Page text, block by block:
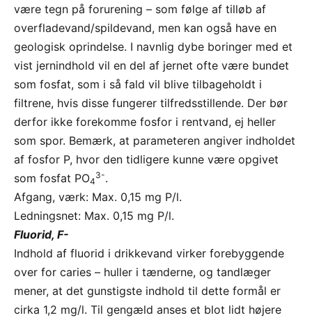
være tegn på forurening – som følge af tilløb af
overfladevand/spildevand, men kan også have en
geologisk oprindelse. I navnlig dybe boringer med et
vist jernindhold vil en del af jernet ofte være bundet
som fosfat, som i så fald vil blive tilbageholdt i
filtrene, hvis disse fungerer tilfredsstillende. Der bør
derfor ikke forekomme fosfor i rentvand, ej heller
som spor. Bemærk, at parameteren angiver indholdet
af fosfor P, hvor den tidligere kunne være opgivet
som fosfat PO4
3-.
Afgang, værk: Max. 0,15 mg P/l.
Ledningsnet: Max. 0,15 mg P/l.
Fluorid, F-
Indhold af fluorid i drikkevand virker forebyggende
over for caries – huller i tænderne, og tandlæger
mener, at det gunstigste indhold til dette formål er
cirka 1,2 mg/l. Til gengæld anses et blot lidt højere